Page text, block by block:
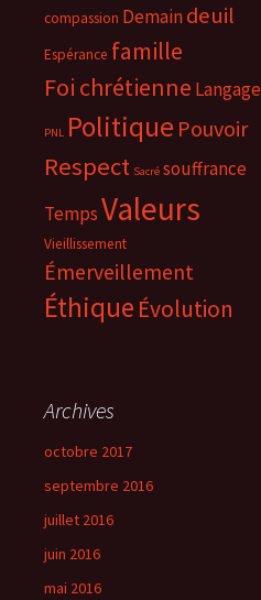
compassion Demaindeuil
Espérance famille
Foi chrétienne Langage
PNL Politique Pouvoir
Respect Sacré souffrance
TempsValeurs
Vieillissement
Émerveillement
Éthique Évolution
Archives
octobre 2017
septembre 2016
juillet 2016
juin 2016
mai 2016